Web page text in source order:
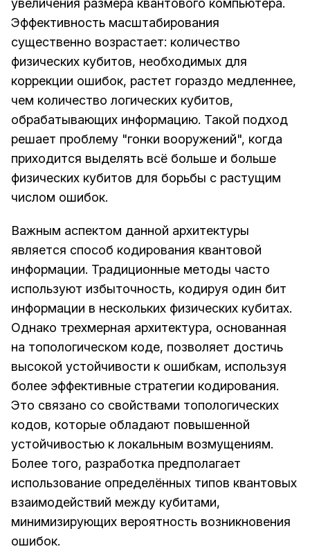
увеличения размера квантового компьютера.
Эффективность масштабирования
существенно возрастает: количество
физических кубитов, необходимых для
коррекции ошибок, растет гораздо медленнее,
чем количество логических кубитов,
обрабатывающих информацию. Такой подход
решает проблему "гонки вооружений", когда
приходится выделять всё больше и больше
физических кубитов для борьбы с растущим
числом ошибок.
Важным аспектом данной архитектуры
является способ кодирования квантовой
информации. Традиционные методы часто
используют избыточность, кодируя один бит
информации в нескольких физических кубитах.
Однако трехмерная архитектура, основанная
на топологическом коде, позволяет достичь
высокой устойчивости к ошибкам, используя
более эффективные стратегии кодирования.
Это связано со свойствами топологических
кодов, которые обладают повышенной
устойчивостью к локальным возмущениям.
Более того, разработка предполагает
использование определённых типов квантовых
взаимодействий между кубитами,
минимизирующих вероятность возникновения
ошибок.